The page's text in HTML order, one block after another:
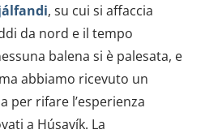
, su cui si affaccia
da nord e il tempo
balena si è palesata, e
abbiamo ricevuto un
per rifare l’esperienza
a Húsavík. La